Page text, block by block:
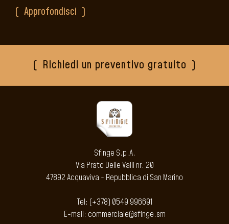
Approfondisci
Richiedi un preventivo gratuito
Sfinge S.p.A.
Via Prato Delle Valli nr. 20
47892 Acquaviva - Repubblica di San Marino
Tel: (+378) 0549 996691
E-mail: commerciale@sfinge.sm